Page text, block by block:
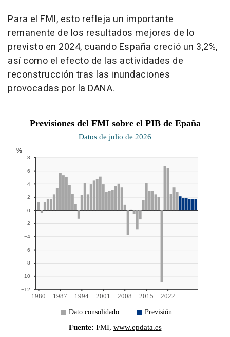
Para el FMI, esto refleja un importante
remanente de los resultados mejores de lo
previsto en 2024, cuando España creció un 3,2%,
así como el efecto de las actividades de
reconstrucción tras las inundaciones
provocadas por la DANA.